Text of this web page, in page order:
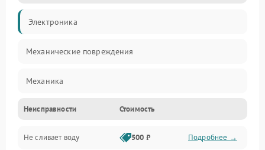
Электроника
Механические повреждения
Механика
Управление
Электропитание
Неисправности Стоимость
Не сливает воду 500 ₽ Подробнее →